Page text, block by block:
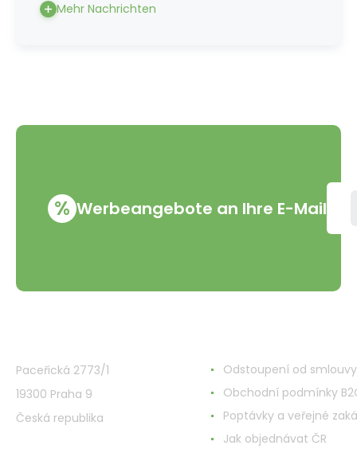
Mehr Nachrichten
% Werbeangebote an Ihre E-Mail
Paceřická 2773/1
19300 Praha 9
Česká republika
Odstoupení od smlouvy
Obchodní podmínky
Poptávky a veřejné
Jak objednávat ČR